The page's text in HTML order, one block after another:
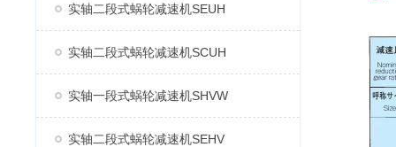
实轴二段式蜗轮减速机SEUH
实轴二段式蜗轮减速机SCUH
实轴一段式蜗轮减速机SHVW
实轴二段式蜗轮减速机SEHV